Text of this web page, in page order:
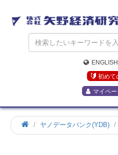
ENGLISH
初めて
マイペー
ホ
ー
ヤノデータバンク(YDB)